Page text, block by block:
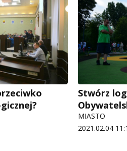
Stwórz
MIASTO
2021.02.04